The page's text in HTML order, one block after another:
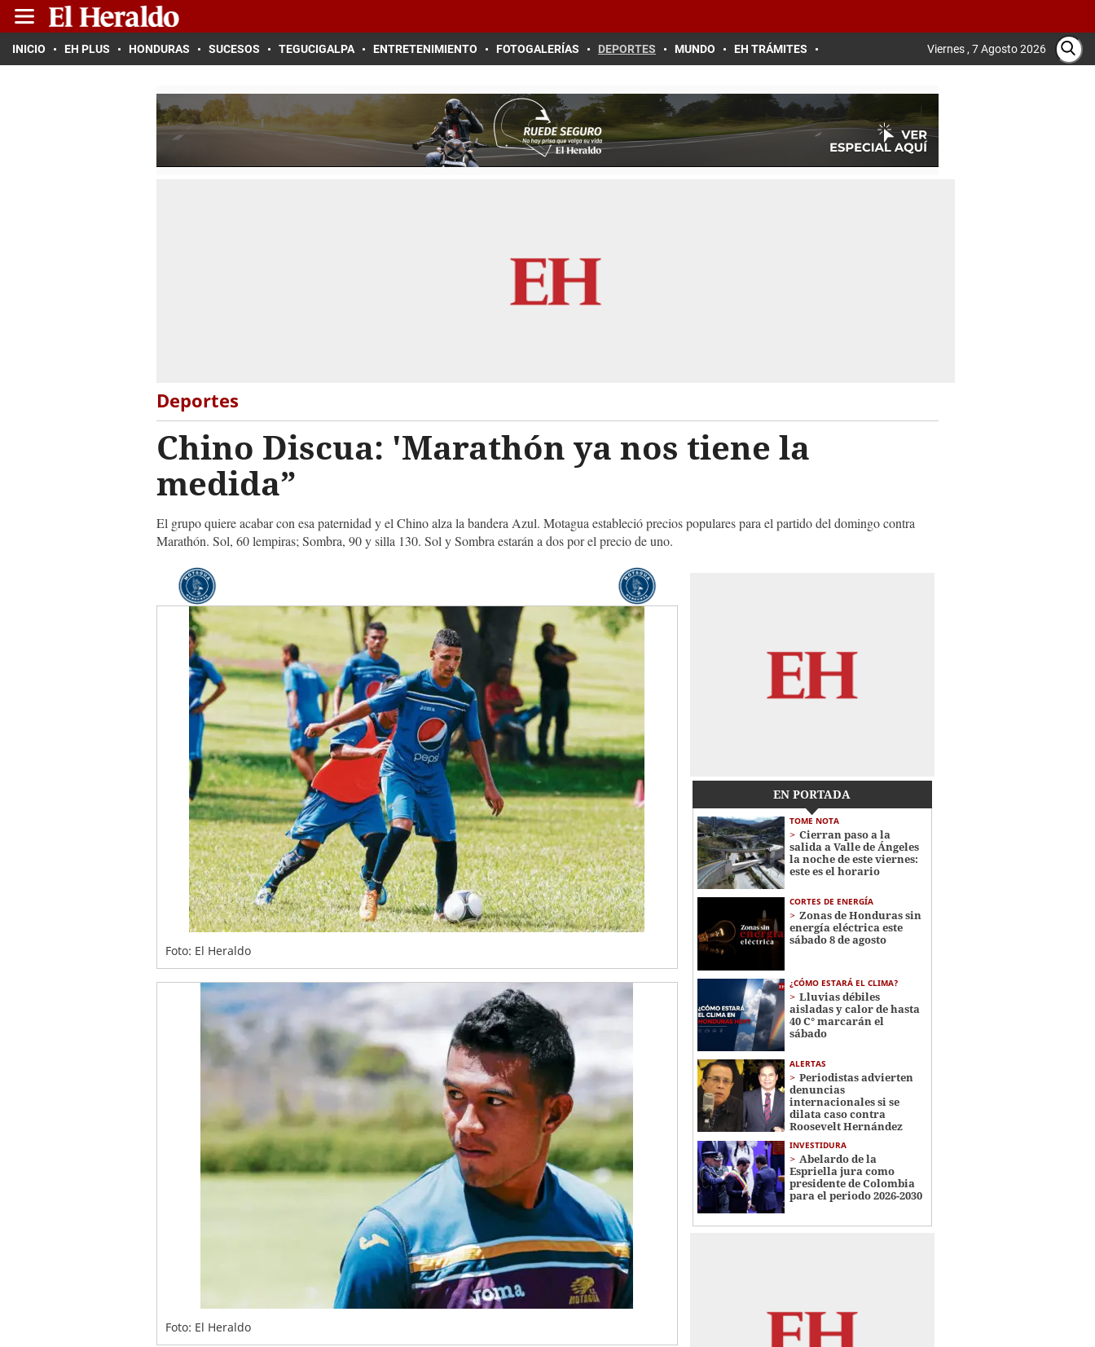
INICIO EH PLUS HONDURAS SUCESOS TEGUCIGALPA ENTRETENIMIENTO FOTOGALERÍAS DEPORTES MUNDO EH TRÁMITES Viernes , 7 Agosto 2026
Deportes
Chino Discua: 'Marathón ya nos tiene la
medida”
El grupo quiere acabar con esa paternidad y el Chino alza la bandera Azul. Motagua estableció precios populares para el partido del domingo contra
Marathón. Sol, 60 lempiras; Sombra, 90 y silla 130. Sol y Sombra estarán a dos por el precio de uno.
Foto: El Heraldo
Foto: El Heraldo
EN PORTADA
TOME NOTA
Cierran paso a la
salida a Valle de Ángeles
la noche de este viernes:
este es el horario
CORTES DE ENERGÍA
Zonas de Honduras sin
energía eléctrica este
sábado 8 de agosto
¿CÓMO ESTARÁ EL CLIMA?
Lluvias débiles
aisladas y calor de hasta
40 C° marcarán el
sábado
ALERTAS
Periodistas advierten
denuncias
internacionales si se
dilata caso contra
Roosevelt Hernández
INVESTIDURA
Abelardo de la
Espriella jura como
presidente de Colombia
para el periodo 2026-2030